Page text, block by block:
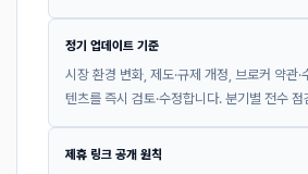
정기 업데이트 기준
시장 환경 변화, 제도·규제 개정, 브로커 약관
텐츠를 즉시 검토·수정합니다. 분기별 전수
제휴 링크 공개 원칙